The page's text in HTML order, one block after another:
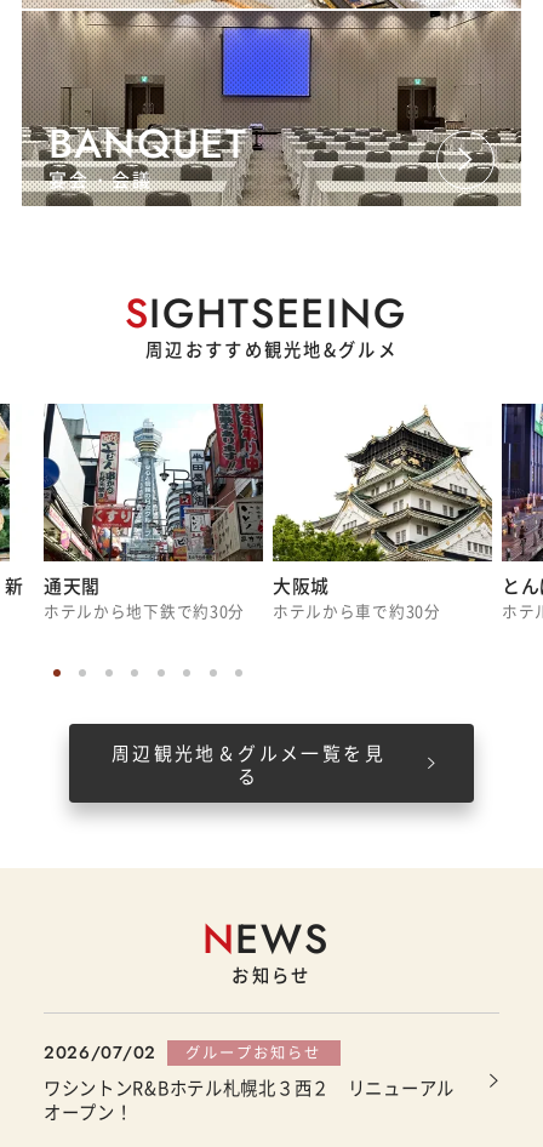
BANQUET
宴会・会議
SIGHTSEEING
周辺おすすめ観光地&グルメ
通天閣
ホテルから地下鉄で約30分
大阪城
ホテルから車で約30分
と
ホテ
周辺観光地＆グルメ一覧を見
る
NEWS
お知らせ
2026/07/02 グループお知らせ
ワシントンR&Bホテル札幌北３西２ リニューアル
オープン！